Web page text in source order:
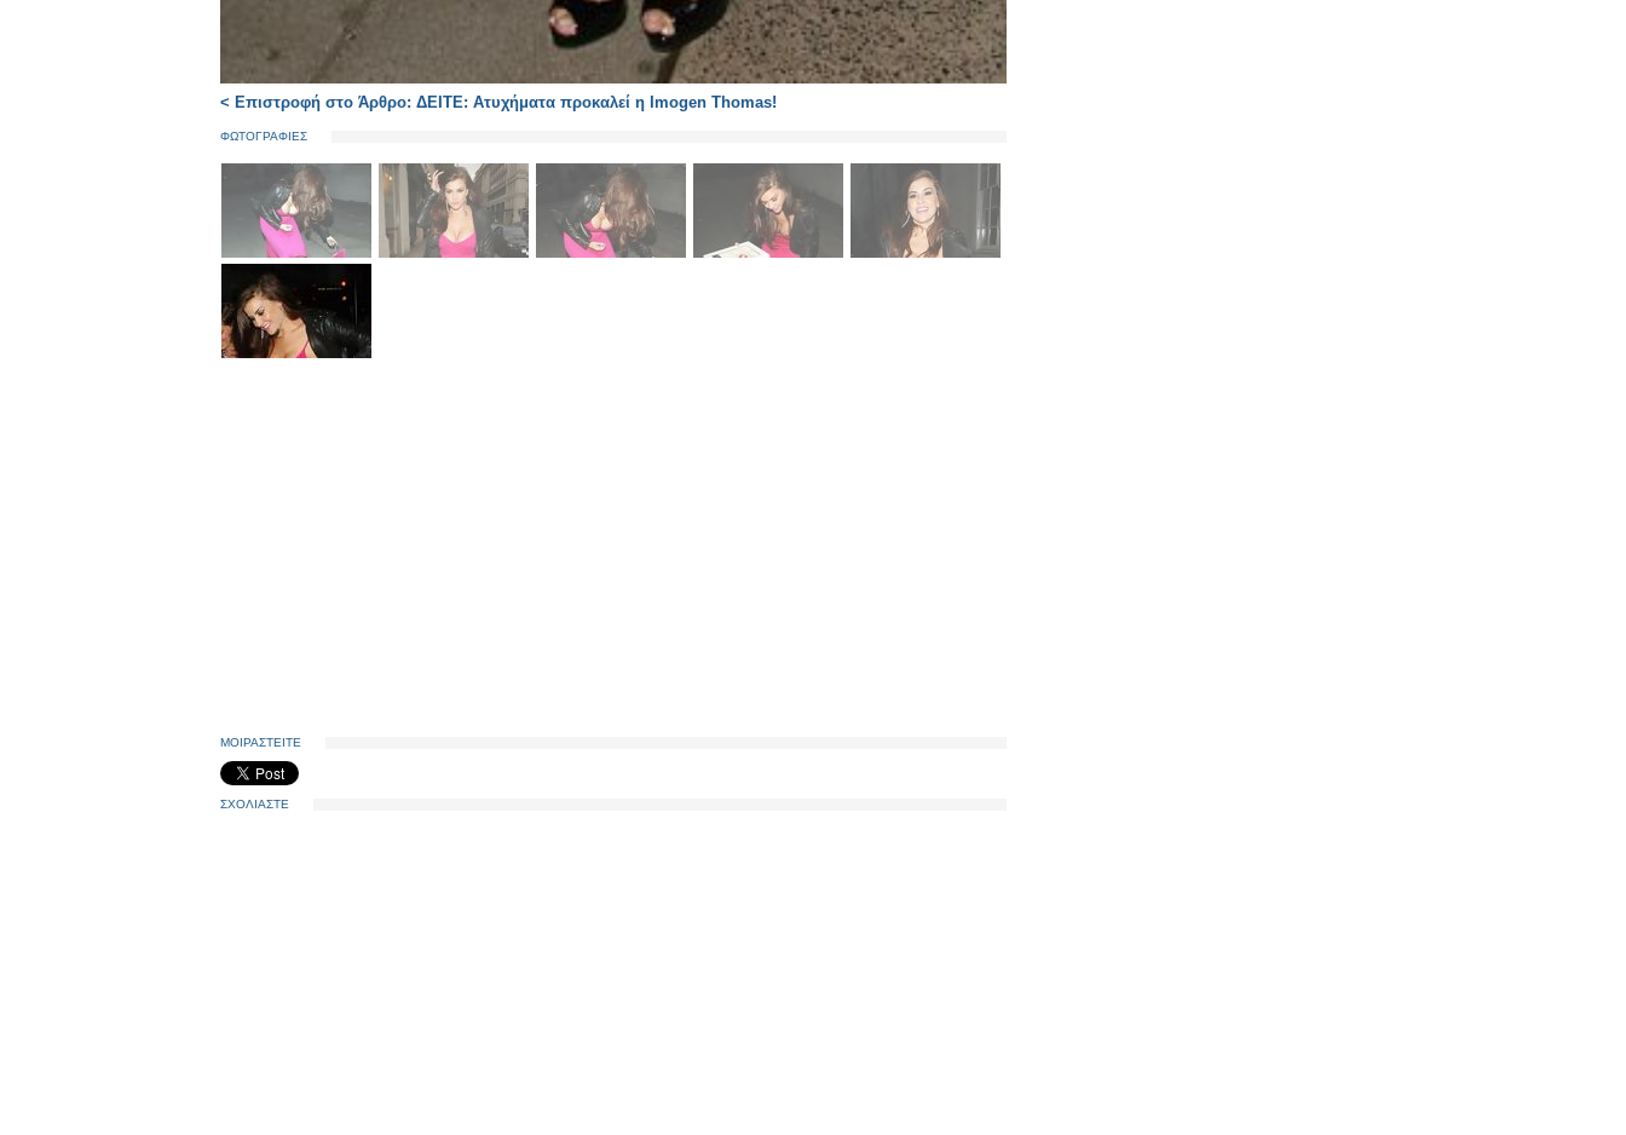
< Επιστροφή στο Άρθρο: ΔΕΙΤΕ: Ατυχήματα προκαλεί η Imogen Thomas!
ΦΩΤΟΓΡΑΦΙΕΣ
ΜΟΙΡΑΣΤΕΙΤΕ
ΣΧΟΛΙΑΣΤΕ